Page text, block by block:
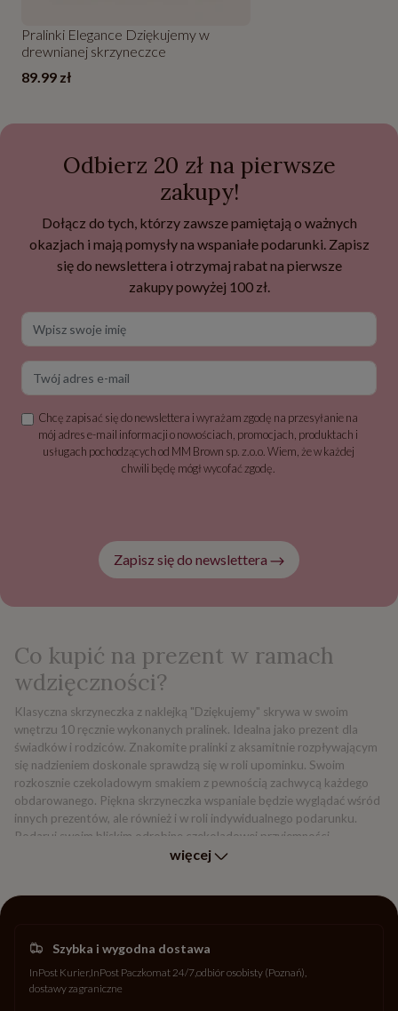
Pralinki Elegance Dziękujemy w
drewnianej skrzyneczce
89.99 zł
Odbierz 20 zł na pierwsze
zakupy!
Dołącz do tych, którzy zawsze pamiętają o ważnych
okazjach i mają pomysły na wspaniałe podarunki. Zapisz
się do newslettera i otrzymaj rabat na pierwsze
zakupy powyżej 100 zł.
Chcę zapisać się do newslettera i wyrażam zgodę na przesyłanie na
mój adres e-mail informacji o nowościach, promocjach, produktach i
usługach pochodzących od MM Brown sp. z.o.o. Wiem, że w każdej
chwili będę mógł wycofać zgodę.
Zapisz się do newslettera
Co kupić na prezent w ramach
wdzięczności?
Klasyczna skrzyneczka z naklejką "Dziękujemy" skrywa w swoim
wnętrzu 10 ręcznie wykonanych pralinek. Idealna jako prezent dla
świadków i rodziców. Znakomite pralinki z aksamitnie rozpływającym
się nadzieniem doskonale sprawdzą się w roli upominku. Swoim
rozkosznie czekoladowym smakiem z pewnością zachwycą każdego
obdarowanego. Piękna skrzyneczka wspaniale będzie wyglądać wśród
innych prezentów, ale również i w roli indywidualnego podarunku.
Podaruj swoim bliskim odrobinę czekoladowej przyjemności.
więcej
Szybka i wygodna dostawa
InPost Kurier InPost Paczkomat 24/7odbiór osobisty (Poznań)
dostawy zagraniczne